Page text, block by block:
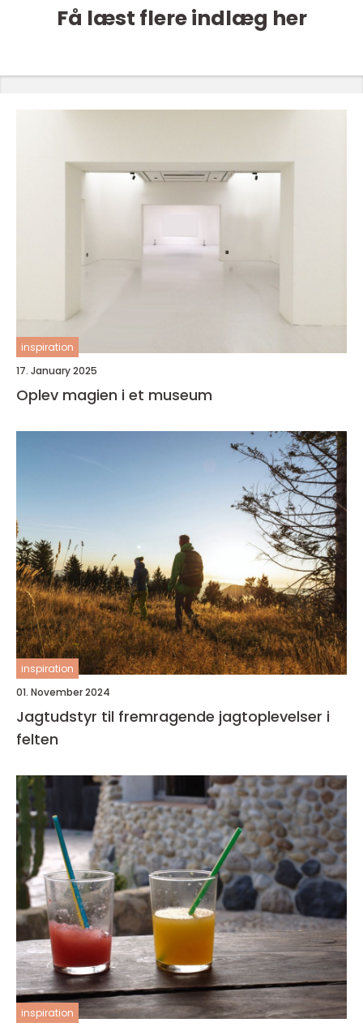
Få læst flere indlæg her
inspiration
17. January 2025
Oplev magien i et museum
inspiration
01. November 2024
Jagtudstyr til fremragende jagtoplevelser i
felten
inspiration